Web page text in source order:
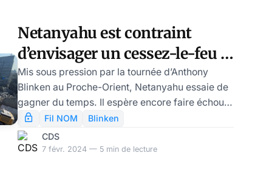
mettaient pas leur veto. Va-t-il mettre sa
menace à exécution? En tout cas, chaque jour
qui passe isole un peu pl
Netanyahu est contraint
d’envisager un cessez-le-feu à
Gaza
Mis sous pression par la tournée d’Anthony
Blinken au Proche-Orient, Netanyahu essaie de
gagner du temps. Il espère encore faire échouer
la phase de négociation en cours où l’Egypte et
le Qatar servent de médiateurs. Pourtant, hier,
le Hamas a répondu favorablement, au nom de
Fil NOM
Blinken
CDS
7 févr. 2024 — 5 min de lecture